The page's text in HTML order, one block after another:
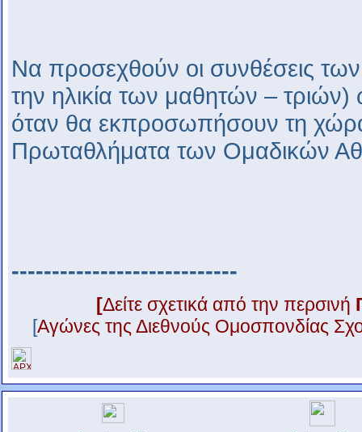
Να προσεχθούν οι συνθέσεις
την ηλικία των μαθητών – τριών)
όταν θα εκπροσωπήσουν τη
Πρωταθλήματα των Ομαδικών
----------------------------
[Δείτε σχετικά από την περσινή
[Αγώνες της Διεθνούς Ομοσπονδίας